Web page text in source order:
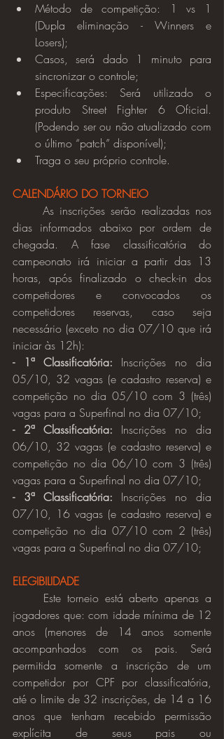
Método de competição: 1 vs 1
(Dupla eliminação - Winners e
Losers);
Casos, será dado 1 minuto para
sincronizar o controle;
Especificações: Será utilizado o
produto Street Fighter 6 Oficial.
(Podendo ser ou não atualizado com
o último “patch” disponível);
Traga o seu próprio controle.
CALENDÁRIO DO TORNEIO
dias informados abaixo por ordem de
chegada. A fase classificatória do
campeonato irá iniciar a partir das 13
horas, após finalizado o check-in dos
competidores e convocados os
competidores reservas, caso seja
necessário (exceto no dia 07/10 que irá
iniciar às 12h):
- 1ª Classificatória: Inscrições no dia
05/10, 32 vagas (e cadastro reserva) e
competição no dia 05/10 com 3 (três)
vagas para a Superfinal no dia 07/10;
- 2ª Classificatória: Inscrições no dia
06/10, 32 vagas (e cadastro reserva) e
competição no dia 06/10 com 3 (três)
vagas para a Superfinal no dia 07/10;
- 3ª Classificatória: Inscrições no dia
07/10, 16 vagas (e cadastro reserva) e
competição no dia 07/10 com 2 (três)
vagas para a Superfinal no dia 07/10;
ELEGIBILIDADE
jogadores que: com idade mínima de 12
anos (menores de 14 anos somente
acompanhados com os pais. Será
permitida somente a inscrição de um
competidor por CPF por classificatória,
até o limite de 32 inscrições, de 14 a 16
anos que tenham recebido permissão
explícita de seus pais ou